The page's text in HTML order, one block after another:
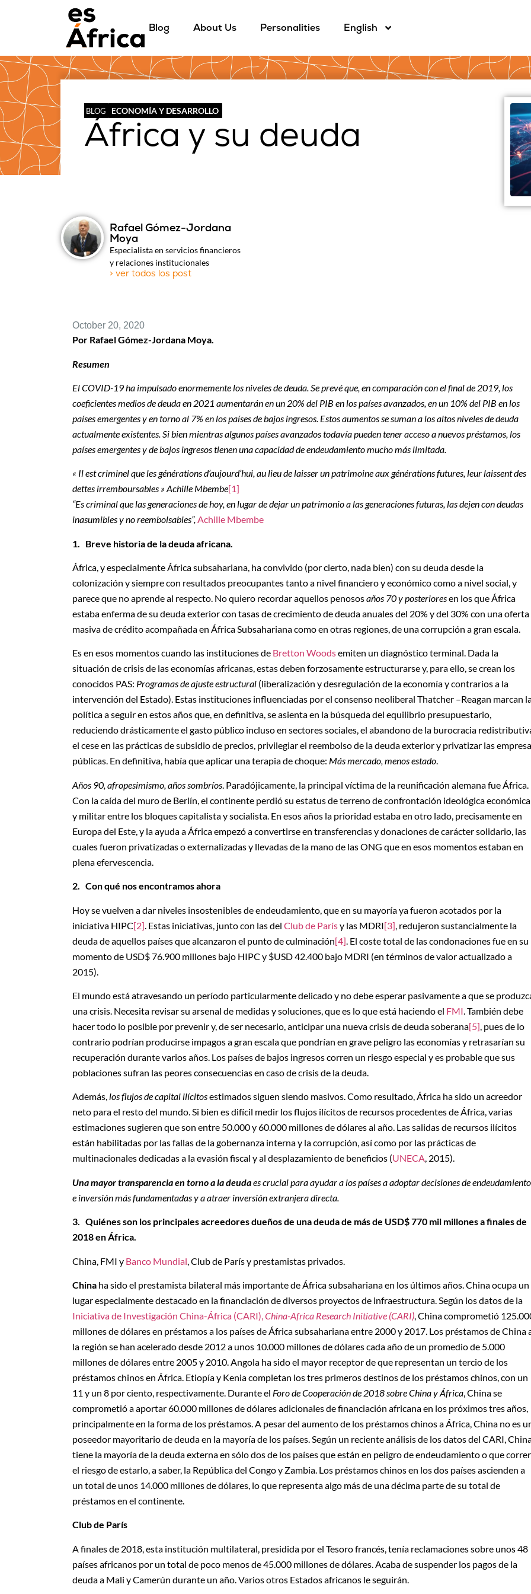
Blog About Us Personalities English
BLOG ECONOMÍA Y DESARROLLO
África y su deuda
Rafael Gómez-Jordana
Moya
Especialista en servicios financieros
y relaciones institucionales
> ver todos los post
October 20, 2020
Por Rafael Gómez-Jordana Moya.
Resumen
El COVID-19 ha impulsado enormemente los niveles de deuda. Se prevé que, en comparación con el final de 2019, los
coeficientes medios de deuda en 2021 aumentarán en un 20% del PIB en los países avanzados, en un 10% del PIB en los
países emergentes y en torno al 7% en los países de bajos ingresos. Estos aumentos se suman a los altos niveles de deuda
actualmente existentes. Si bien mientras algunos países avanzados todavía pueden tener acceso a nuevos préstamos, los
países emergentes y de bajos ingresos tienen una capacidad de endeudamiento mucho más limitada.
« Il est criminel que les générations d’aujourd’hui, au lieu de laisser un patrimoine aux générations futures, leur laissent des
dettes irremboursables » Achille Mbembe[1]
“Es criminal que las generaciones de hoy, en lugar de dejar un patrimonio a las generaciones futuras, las dejen con deudas
inasumibles y no reembolsables”,Achille Mbembe
1. Breve historia de la deuda africana.
África, y especialmente África subsahariana, ha convivido (por cierto, nada bien) con su deuda desde la
colonización y siempre con resultados preocupantes tanto a nivel financiero y económico como a nivel social, y
parece que no aprende al respecto. No quiero recordar aquellos penososaños 70 y posterioresen los que África
estaba enferma de su deuda exterior con tasas de crecimiento de deuda anuales del 20% y del 30% con una oferta
masiva de crédito acompañada en África Subsahariana como en otras regiones, de una corrupción a gran escala.
Es en esos momentos cuando las instituciones de Bretton Woodsemiten un diagnóstico terminal. Dada la
situación de crisis de las economías africanas, estas deben forzosamente estructurarse y, para ello, se crean los
conocidos PAS: Programas de ajuste estructural (liberalización y desregulación de la economía y contrarios a la
intervención del Estado). Estas instituciones influenciadas por el consenso neoliberal Thatcher –Reagan marcan
política a seguir en estos años que, en definitiva, se asienta en la búsqueda del equilibrio presupuestario,
reduciendo drásticamente el gasto público incluso en sectores sociales, el abandono de la burocracia
el cese en las prácticas de subsidio de precios, privilegiar el reembolso de la deuda exterior y privatizar las
públicas. En definitiva, había que aplicar una terapia de choque: Más mercado, menos estado.
Años 90, afropesimismo, años sombríos. Paradójicamente, la principal víctima de la reunificación alemana fue África.
Con la caída del muro de Berlín, el continente perdió su estatus de terreno de confrontación ideológica económica
y militar entre los bloques capitalista y socialista. En esos años la prioridad estaba en otro lado, precisamente en
Europa del Este, y la ayuda a África empezó a convertirse en transferencias y donaciones de carácter solidario, las
cuales fueron privatizadas o externalizadas y llevadas de la mano de las ONG que en esos momentos estaban en
plena efervescencia.
2. Con qué nos encontramos ahora
Hoy se vuelven a dar niveles insostenibles de endeudamiento, que en su mayoría ya fueron acotados por la
iniciativa HIPC[2] . Estas iniciativas, junto con las del Club de Parísy las MDRI[3] , redujeron sustancialmente la
deuda de aquellos países que alcanzaron el punto de culminación[4] . El coste total de las condonaciones fue en su
momento de USD$ 76.900 millones bajo HIPC y $USD 42.400 bajo MDRI (en términos de valor actualizado a
2015).
El mundo está atravesando un período particularmente delicado y no debe esperar pasivamente a que se
una crisis. Necesita revisar su arsenal de medidas y soluciones, que es lo que está haciendo el FMI. También debe
hacer todo lo posible por prevenir y, de ser necesario, anticipar una nueva crisis de deuda soberana[5], pues de lo
contrario podrían producirse impagos a gran escala que pondrían en grave peligro las economías y retrasarían su
recuperación durante varios años. Los países de bajos ingresos corren un riesgo especial y es probable que sus
poblaciones sufran las peores consecuencias en caso de crisis de la deuda.
Además,los flujos de capital ilícitosestimados siguen siendo masivos. Como resultado, África ha sido un acreedor
neto para el resto del mundo. Si bien es difícil medir los flujos ilícitos de recursos procedentes de África, varias
estimaciones sugieren que son entre 50.000 y 60.000 millones de dólares al año. Las salidas de recursos ilícitos
están habilitadas por las fallas de la gobernanza interna y la corrupción, así como por las prácticas de
multinacionales dedicadas a la evasión fiscal y al desplazamiento de beneficios (UNECA, 2015).
Una mayor transparencia en torno a la deudaes crucial para ayudar a los países a adoptar decisiones de endeudamiento
e inversión más fundamentadas y a atraer inversión extranjera directa.
3. Quiénes son los principales acreedores dueños de una deuda de más de USD$ 770 mil millones a finales de
2018 en África.
China, FMI y Banco Mundial , Club de París y prestamistas privados.
China ha sido el prestamista bilateral más importante de África subsahariana en los últimos años. China ocupa un
lugar especialmente destacado en la financiación de diversos proyectos de infraestructura. Según los datos de la
Iniciativa de Investigación China-África (CARI),China-Africa Research Initiative (CARI), China comprometió
millones de dólares en préstamos a los países de África subsahariana entre 2000 y 2017. Los préstamos de China
la región se han acelerado desde 2012 a unos 10.000 millones de dólares cada año de un promedio de 5.000
millones de dólares entre 2005 y 2010. Angola ha sido el mayor receptor de que representan un tercio de los
préstamos chinos en África. Etiopía y Kenia completan los tres primeros destinos de los préstamos chinos, con un
11 y un 8 por ciento, respectivamente. Durante el Foro de Cooperación de 2018 sobre China y África, China se
comprometió a aportar 60.000 millones de dólares adicionales de financiación africana en los próximos tres años,
principalmente en la forma de los préstamos. A pesar del aumento de los préstamos chinos a África, China no es
poseedor mayoritario de deuda en la mayoría de los países. Según un reciente análisis de los datos del CARI,
tiene la mayoría de la deuda externa en sólo dos de los países que están en peligro de endeudamiento o que
el riesgo de estarlo, a saber, la República del Congo y Zambia. Los préstamos chinos en los dos países ascienden a
un total de unos 14.000 millones de dólares, lo que representa algo más de una décima parte de su total de
préstamos en el continente.
Club de París
A finales de 2018, esta institución multilateral, presidida por el Tesoro francés, tenía reclamaciones sobre unos 48
países africanos por un total de poco menos de 45.000 millones de dólares. Acaba de suspender los pagos de la
deuda a Mali y Camerún durante un año. Varios otros Estados africanos le seguirán.